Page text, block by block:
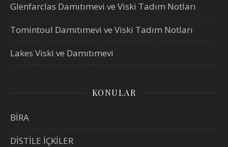
Glenfarclas Damıtımevi ve Viski Tadım Notları
Tomintoul Damıtımevi ve Viski Tadım Notları
Lakes Viski ve Damıtımevi
KONULAR
BİRA
DİSTİLE İÇKİLER